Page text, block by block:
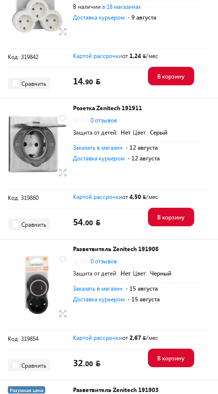
В наличии в 18 магазинах
Доставка курьером - 9 августа
Код: 319842 Картой рассрочкиот 1,24 /мес
Сравнить 14.90
В корзину
Розетка Zenitech 191911
0 отзывов
Защита от детей: Нет Цвет: Серый
Заказать в магазин - 12 августа
Доставка курьером - 12 августа
Код: 319860 Картой рассрочкиот4,50 /мес
Сравнить 54.00
В корзину
Разветвитель Zenitech 191908
0 отзывов
Защита от детей: Нет Цвет: Черный
Заказать в магазин - 15 августа
Доставка курьером - 15 августа
Код: 319854 Картой рассрочкиот2,67 /мес
Сравнить 32.00
В корзину
Разумная цена
Разветвитель Zenitech 191903